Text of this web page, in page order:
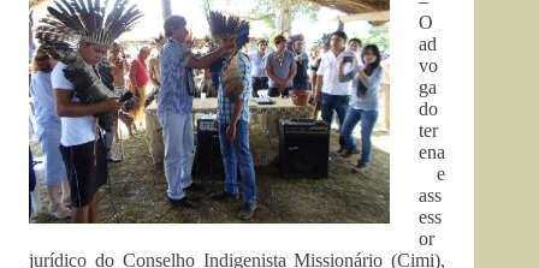
O
ad
vo
ga
do
ter
ena
e
ass
ess
or
jurídico do Conselho Indigenista Missionário (Cimi),